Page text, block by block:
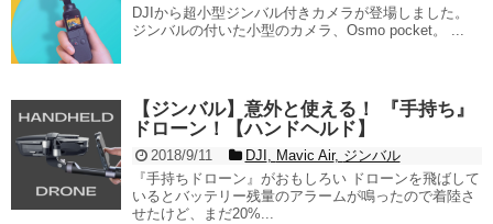
DJIから超小型ジンバル付きカメラが登場しました。
ジンバルの付いた小型のカメラ、Osmo pocket。 ...
【ジンバル】意外と使える！ 『手持ち』
ドローン！【ハンドヘルド】
2018/9/11 DJI , Mavic Air, ジンバル
『手持ちドローン』がおもしろい ドローンを飛ばして
いるとバッテリー残量のアラームが鳴ったので着陸さ
せたけど、まだ20%...